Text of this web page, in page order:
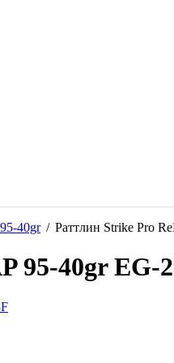
40gr / Раттлин Strike Pro
95-40gr EG-